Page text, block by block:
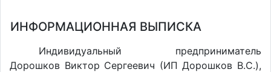
ИНФОРМАЦИОННАЯ ВЫПИСКА
Индивидуальный предприниматель
Дорошков Виктор Сергеевич (ИП Дорошков В.С.),